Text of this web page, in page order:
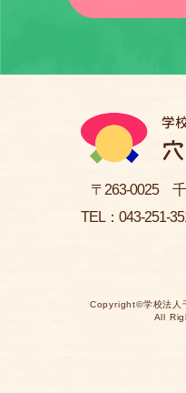
〒263-0025
TEL： 043-251-
Copyright©学校法人
All